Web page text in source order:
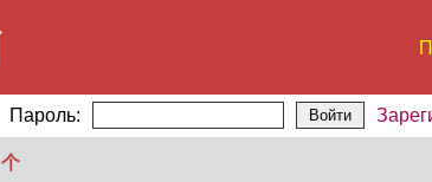
Пароль: Войти
个